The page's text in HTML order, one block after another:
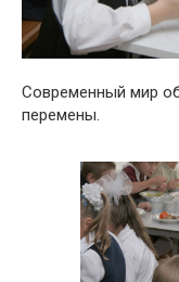
Современный мир
перемены.